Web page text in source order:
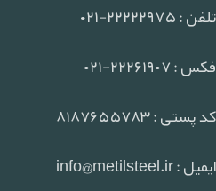
تلفن : ۲۲۲۲۲۹۷۵-۰۲۱
فکس : ۲۲۲۶۱۹۰۷-۰۲۱
کد پستی : ۸۱۸۷۶۵۵۷۸۳
ایمیل : info@metilsteel.ir